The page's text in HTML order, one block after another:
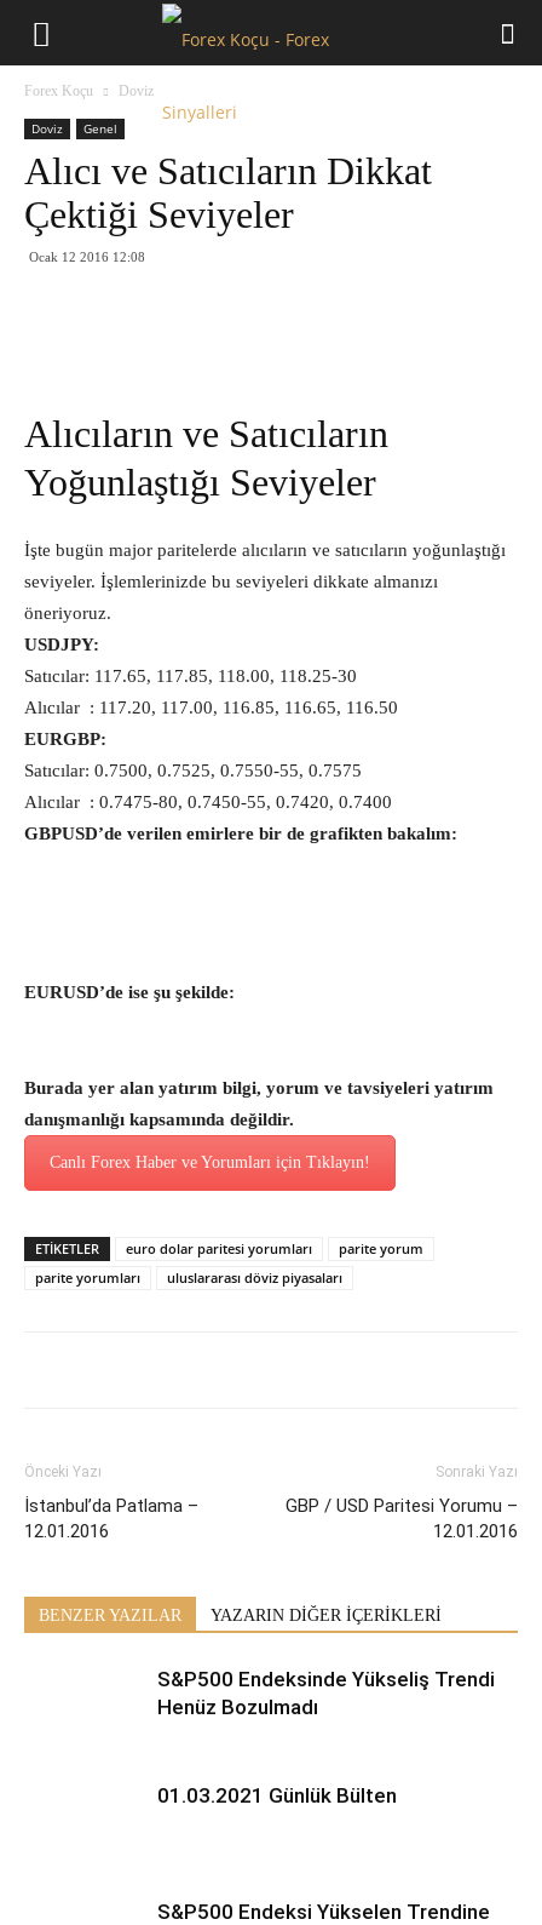
Forex Koçu Doviz
Doviz Genel
Alıcı ve Satıcıların Dikkat
Çektiği Seviyeler
Ocak 12 2016 12:08
Alıcıların ve Satıcıların
Yoğunlaştığı Seviyeler
İşte bugün major paritelerde alıcıların ve satıcıların yoğunlaştığı
seviyeler. İşlemlerinizde bu seviyeleri dikkate almanızı
öneriyoruz.
USDJPY:
Satıcılar: 117.65, 117.85, 118.00, 118.25-30
Alıcılar : 117.20, 117.00, 116.85, 116.65, 116.50
EURGBP:
Satıcılar: 0.7500, 0.7525, 0.7550-55, 0.7575
Alıcılar : 0.7475-80, 0.7450-55, 0.7420, 0.7400
GBPUSD’de verilen emirlere bir de grafikten bakalım:
EURUSD’de ise şu şekilde:
Burada yer alan yatırım bilgi, yorum ve tavsiyeleri yatırım
danışmanlığı kapsamında değildir.
Canlı Forex Haber ve Yorumları için Tıklayın!
ETİKETLER euro dolar paritesi yorumları
parite yorum
parite yorumları
uluslararası döviz piyasaları
Önceki Yazı
İstanbul’da Patlama –
12.01.2016
Sonraki Yazı
GBP / USD Paritesi Yorumu –
12.01.2016
BENZER YAZILAR YAZARIN DİĞER İÇERİKLERİ
S&P500 Endeksinde Yükseliş Trendi
Henüz Bozulmadı
01.03.2021 Günlük Bülten
S&P500 Endeksi Yükselen Trendine